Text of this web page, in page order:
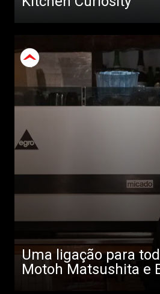
Uma ligação para
Motoh Matsushita e